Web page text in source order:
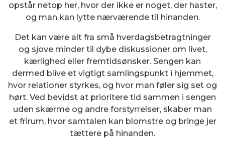
opstår netop her, hvor der ikke er noget, der haster,
og man kan lytte nærværende til hinanden.
Det kan være alt fra små hverdagsbetragtninger
og sjove minder til dybe diskussioner om livet,
kærlighed eller fremtidsønsker. Sengen kan
dermed blive et vigtigt samlingspunkt i hjemmet,
hvor relationer styrkes, og hvor man føler sig set og
hørt. Ved bevidst at prioritere tid sammen i sengen
uden skærme og andre forstyrrelser, skaber man
et frirum, hvor samtalen kan blomstre og bringe jer
tættere på hinanden.